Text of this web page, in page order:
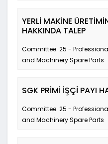
YERLİ MAKİNE
HAKKINDA TALEP
Committee: 25 -
and Machinery Spare Parts
SGK PRİMİ İŞÇİ PAYI
Committee: 25 -
and Machinery Spare Parts